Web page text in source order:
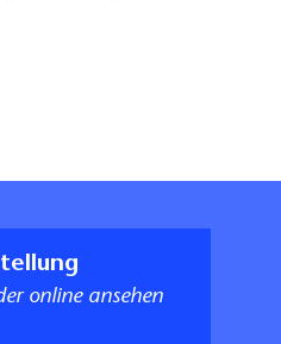
online ansehen